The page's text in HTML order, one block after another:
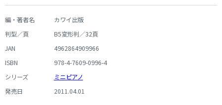
編・著者名
カワイ出版
判型／頁
B5変形判／32頁
JAN
4962864909966
ISBN
978-4-7609-0996-4
シリーズ
ミニピアノ
発売日
2011.04.01